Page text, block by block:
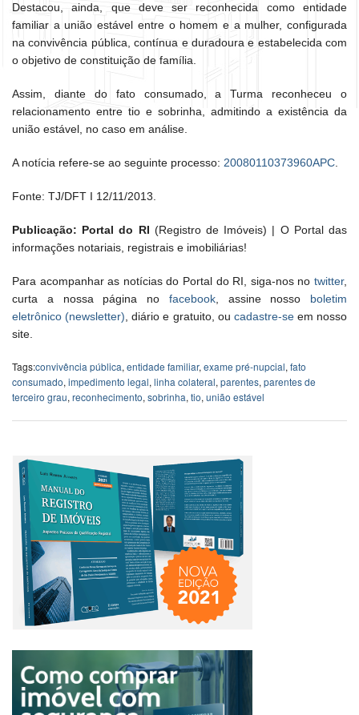
Destacou, ainda, que deve ser reconhecida como entidade
familiar a união estável entre o homem e a mulher, configurada
na convivência pública, contínua e duradoura e estabelecida com
o objetivo de constituição de família.
Assim, diante do fato consumado, a Turma reconheceu o
relacionamento entre tio e sobrinha, admitindo a existência da
união estável, no caso em análise.
A notícia refere-se ao seguinte processo: 20080110373960APC
Fonte: TJ/DFT I 12/11/2013.
Publicação: Portal do RI (Registro de Imóveis) | O Portal das
informações notariais, registrais e imobiliárias!
Para acompanhar as notícias do Portal do RI, siga-nos no twitter,
curta a nossa página no facebook, assine nosso boletim
eletrônico (newsletter) , diário e gratuito, ou cadastre-seem nosso
site.
Tags:convivência pública, entidade familiar, exame pré-nupcial, fato
consumado, impedimento legal, linha colateral, parentes, parentes de
terceiro grau, reconhecimento, sobrinha, tio, união estável